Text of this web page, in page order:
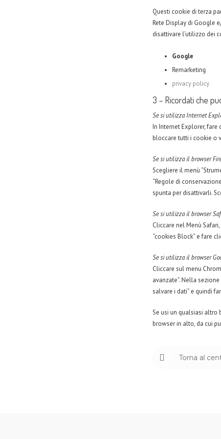
Questi cookie di terza
Rete Display di Google
disattivare l’utilizzo dei
Google
Remarketing
privacy policy
3 – Ricordati che
Se si utilizza Internet
In Internet Explorer, fare
bloccare tutti i cookie o
Se si utilizza il browser
Scegliere il menù
“Regole di
spunta per disattivarli.
Se si utilizza il browser
Cliccare nel Menù
“cookies Block” e fare
Se si utilizza il browser
Cliccare sul menu
avanzate”. Nella
salvare i dati” e quindi
Se usi un qualsiasi altro
browser in alto, da cui
Torna al